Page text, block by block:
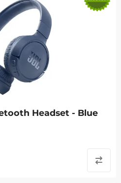
Headset - Blue